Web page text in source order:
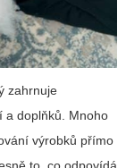
zahrnuje
a doplňků. Mnoho
výrobků přímo